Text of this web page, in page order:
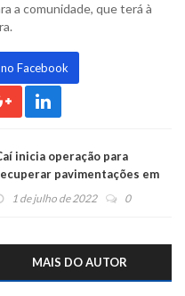
a comunidade, que terá à
Facebook
inicia operação para
pavimentações em
ruas
1 de julho de 2022 0
MAIS DO AUTOR